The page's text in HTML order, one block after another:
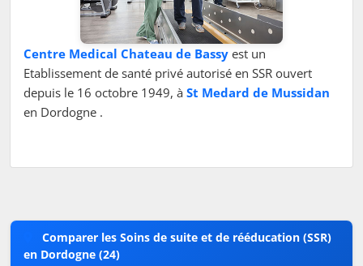
Centre Medical Chateau de Bassy est un
Etablissement de santé privé autorisé en SSR ouvert
depuis le 16 octobre 1949, à St Medard de Mussidan
en Dordogne .
Comparer les Soins de suite et de rééducation (SSR)
en Dordogne (24)